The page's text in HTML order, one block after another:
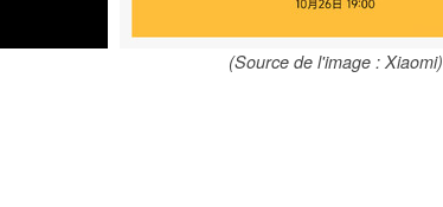
(Source de l'image : Xiaomi)